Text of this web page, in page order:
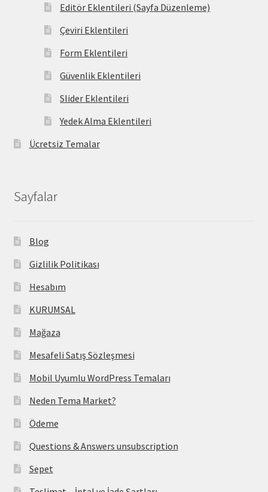
Editör Eklentileri (Sayfa Düzenleme)
Çeviri Eklentileri
Form Eklentileri
Güvenlik Eklentileri
Slider Eklentileri
Yedek Alma Eklentileri
Ücretsiz Temalar
Sayfalar
Blog
Gizlilik Politikası
Hesabım
KURUMSAL
Mağaza
Mesafeli Satış Sözleşmesi
Mobil Uyumlu WordPress Temaları
Neden Tema Market?
Ödeme
Questions & Answers unsubscription
Sepet